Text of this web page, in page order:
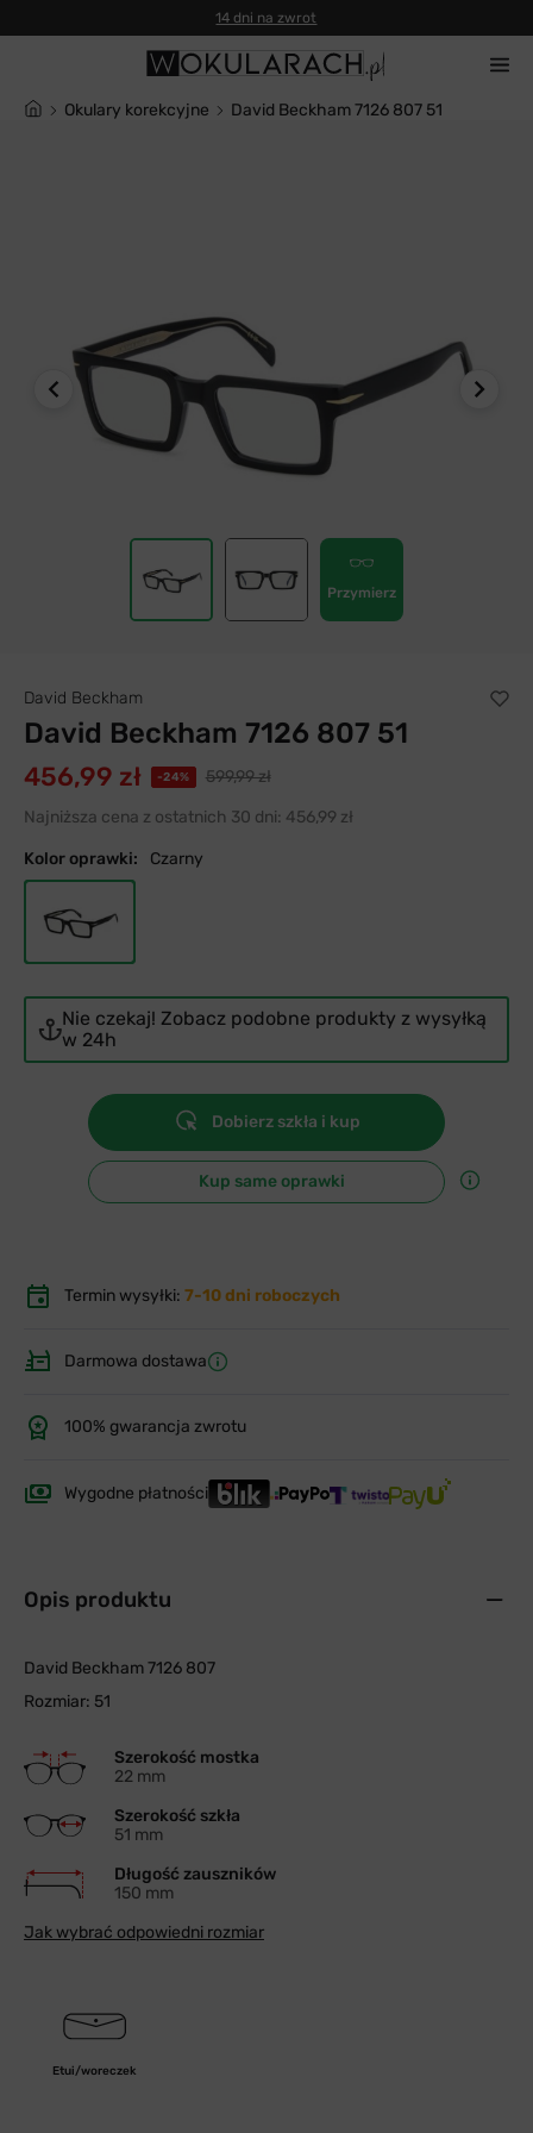
14 dni na zwrot
Okulary korekcyjne David Beckham 7126 807 51
Przymierz
David Beckham
David Beckham 7126 807 51
456,99 zł -24%
599,99 zł
Najniższa cena z ostatnich 30 dni: 456,99 zł
Kolor oprawki: Czarny
Nie czekaj! Zobacz podobne produkty z wysyłką
w 24h
Dobierz szkła i kup
Kup same oprawki
Termin wysyłki: 7-10 dni roboczych
Darmowa dostawa
100% gwarancja zwrotu
Wygodne płatności
Opis produktu
David Beckham 7126 807
Rozmiar: 51
Szerokość mostka
22 mm
Szerokość szkła
51 mm
Długość zauszników
150 mm
Jak wybrać odpowiedni rozmiar
Etui/woreczek